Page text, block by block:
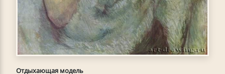
Отдыхающая модель